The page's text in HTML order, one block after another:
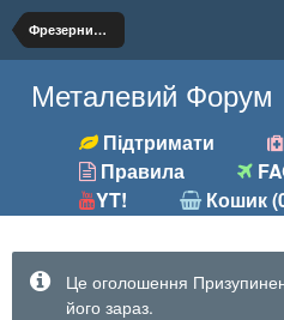
Фрезерний (фрези, розгортки та ін.)
Металевий Форум
Підтримати
Правила
YT!
Кошик
Це оголошення
його зараз.